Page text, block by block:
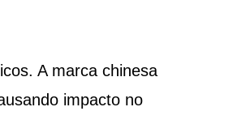
A marca chinesa
impacto no